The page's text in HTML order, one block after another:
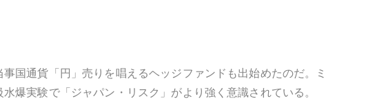
国通貨「円」売りを唱えるヘッジファンドも出始めたのだ。ミ
爆実験で「ジャパン・リスク」がより強く意識されている。